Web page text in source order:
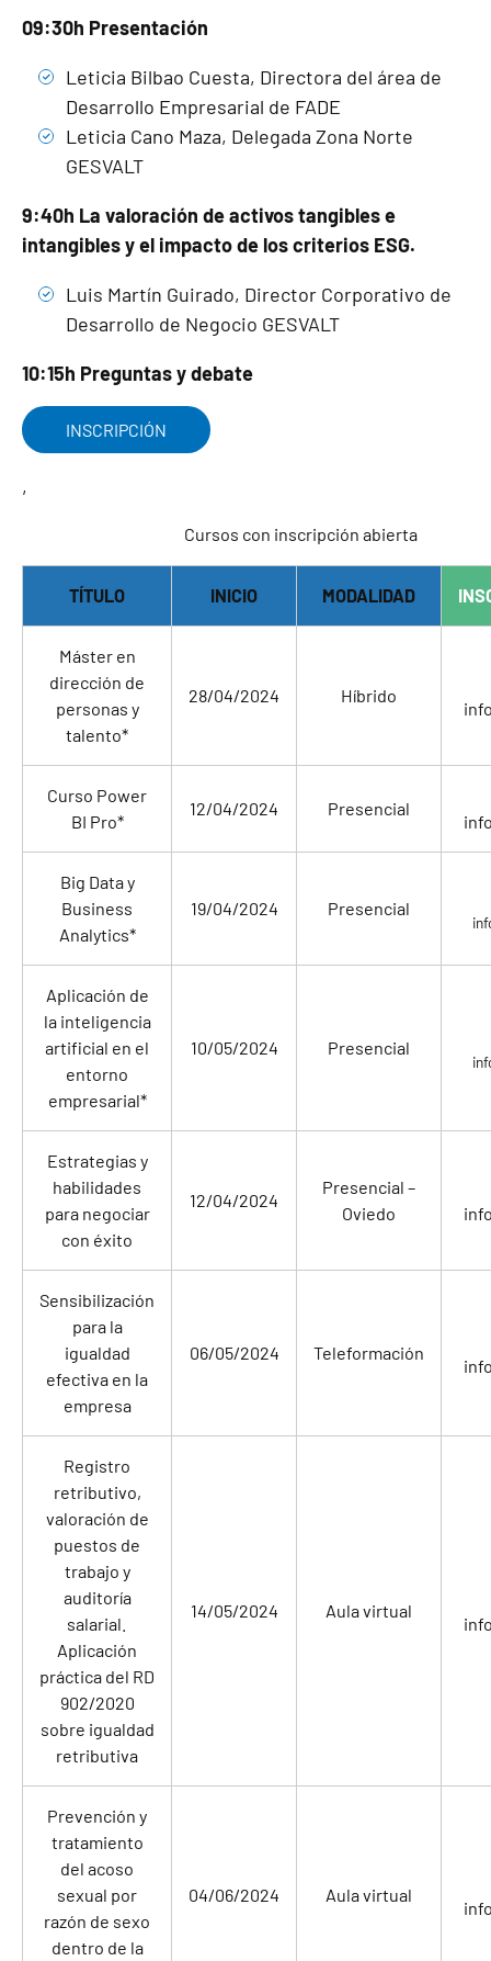
09:30h Presentación
Leticia Bilbao Cuesta, Directora del área de
Desarrollo Empresarial de FADE
Leticia Cano Maza, Delegada Zona Norte
GESVALT
9:40h La valoración de activos tangibles e
intangibles y el impacto de los criterios ESG.
Luis Martín Guirado, Director Corporativo de
Desarrollo de Negocio GESVALT
10:15h Preguntas y debate
INSCRIPCIÓN
,
Cursos con inscripción abierta
TÍTULO INICIO MODALIDAD
Máster en
dirección de
personas y
talento*
28/04/2024 Híbrido
Curso Power
BI Pro*
12/04/2024 Presencial
Big Data y
Business
Analytics*
19/04/2024 Presencial
Aplicación de
la inteligencia
artificial en el
entorno
empresarial*
10/05/2024 Presencial
Estrategias y
habilidades
para negociar
con éxito
12/04/2024
Presencial –
Oviedo
Sensibilización
para la
igualdad
efectiva en la
empresa
06/05/2024 Teleformación
Registro
retributivo,
valoración de
puestos de
trabajo y
auditoría
salarial.
Aplicación
práctica del RD
902/2020
sobre igualdad
retributiva
14/05/2024 Aula virtual
Prevención y
tratamiento
del acoso
sexual por
razón de sexo
dentro de la
04/06/2024 Aula virtual